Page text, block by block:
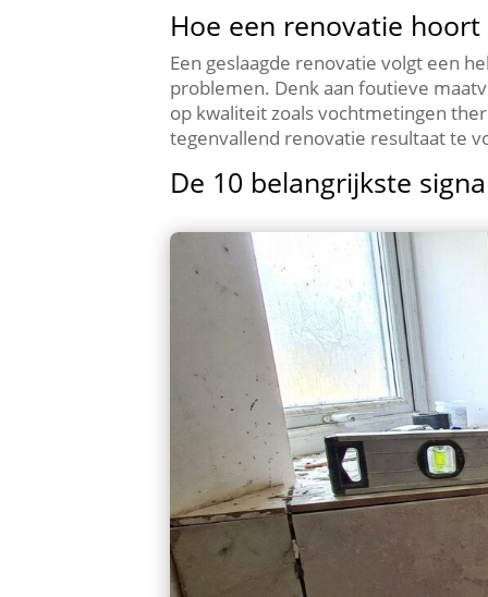
Hoe een renovatie
Een geslaagde renovatie volgt een
problemen.​ Denk aan foutieve
op kwaliteit zoals vochtmetingen
tegenvallend renovatie resultaat te
De 10 belangrijkste